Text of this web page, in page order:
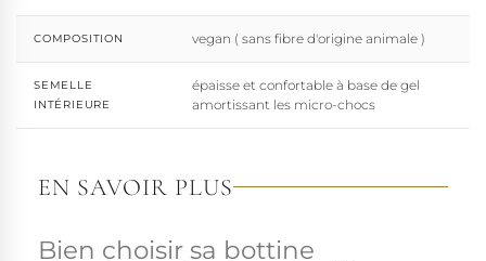
COMPOSITION vegan ( sans fibre d'origine animale )
SEMELLE
INTÉRIEURE
épaisse et confortable à base de gel
amortissant les micro-chocs
EN SAVOIR PLUS
Bien choisir sa bottine